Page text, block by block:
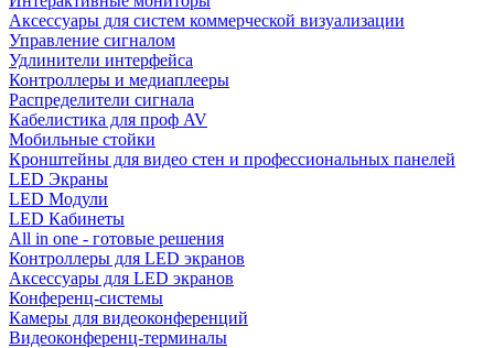
Аксессуары для систем коммерческой визуализации
Управление сигналом
Удлинители интерфейса
Контроллеры и медиаплееры
Распределители сигнала
Кабелистика для проф AV
Мобильные стойки
Кронштейны для видео стен и профессиональных панелей
LED Экраны
LED Модули
LED Кабинеты
All in one - готовые решения
Контроллеры для LED экранов
Аксессуары для LED экранов
Конференц-системы
Камеры для видеоконференций
Видеоконференц-терминалы